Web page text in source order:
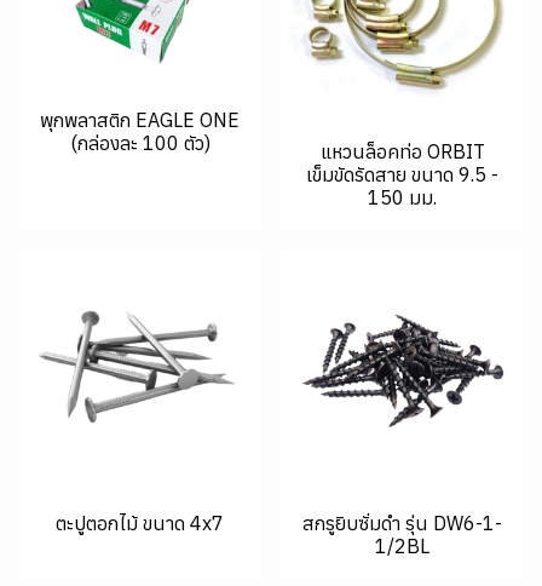
พุกพลาสติก EAGLE ONE
(กล่องละ 100 ตัว)
แหวนล็อคท่อ ORBIT
เข็มขัดรัดสาย ขนาด 9.5 -
150 มม.
ตะปูตอกไม้ ขนาด 4x7
สกรูยิบซั่มดำ รุ่น DW6-1-
1/2BL